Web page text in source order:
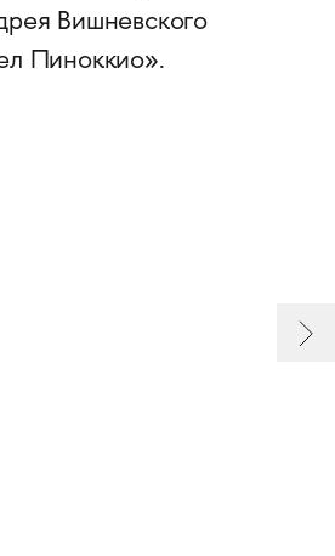
Вишневского
Пиноккио».